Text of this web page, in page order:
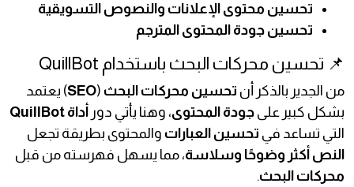
تحسين محتوى الإعلانات والنصوص التسويقية
تحسين جودة المحتوى المترجم
📌 تحسين محركات البحث باستخدام QuillBot
من الجدير بالذكر أن تحسين محركات البحث (
SEO) يعتمد
بشكل كبير على جودة المحتوى، وهنا يأتي دور أداة QuillBot
التي تساعد في تحسين العبارات والمحتوى بطريقة تجعل
النص أكثر وضوحًا وسلاسة، مما يسهل فهرسته من قبل
محركات البحث.